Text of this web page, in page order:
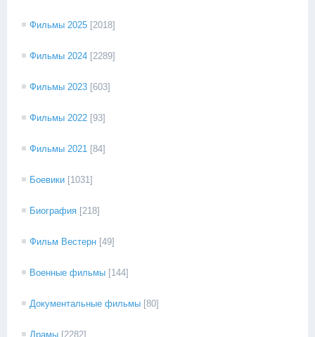
Фильмы 2025 [2018]
Фильмы 2024 [2289]
Фильмы 2023 [603]
Фильмы 2022 [93]
Фильмы 2021 [84]
Боевики [1031]
Биография [218]
Фильм Вестерн [49]
Военные фильмы [144]
Документальные фильмы [80]
Драмы [2282]